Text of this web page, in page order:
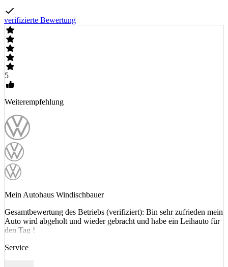
verifizierte Bewertung
5
Weiterempfehlung
Mein Autohaus Windischbauer
Gesamtbewertung des Betriebs (verifiziert): Bin sehr zufrieden mein
Auto wird abgeholt und wieder gebracht und habe ein Leihauto für
den Tag !
Service